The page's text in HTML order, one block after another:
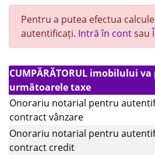
Pentru a putea efectua
autentificați. Intră în contsau
CUMPĂRĂTORUL imobilului
următoarele taxe
Onorariu notarial pentru
contract vânzare
Onorariu notarial pentru
contract credit